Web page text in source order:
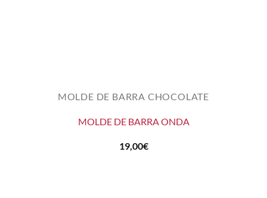
MOLDE DE BARRA CHOCOLATE
MOLDE DE BARRA ONDA
19,00€